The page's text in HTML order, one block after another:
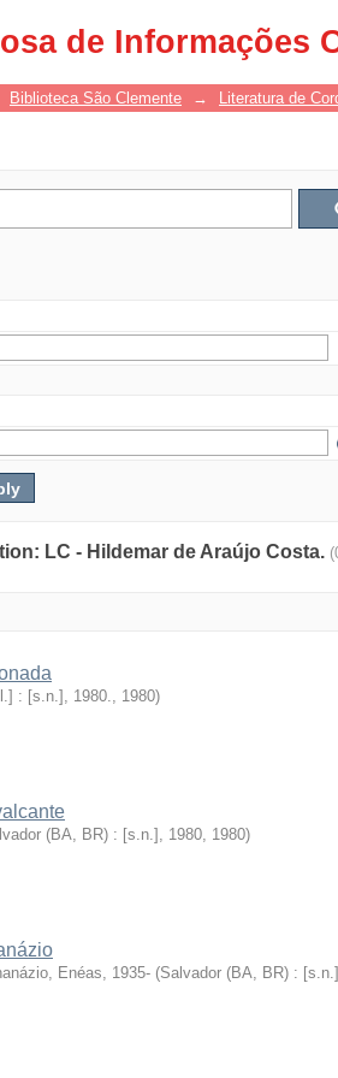
de Informações
Biblioteca São Clemente → Literatura de
LC - Hildemar de Araújo Costa.
: [s.n.], 1980., 1980)
(BA, BR) : [s.n.], 1980, 1980)
Enéas, 1935- (Salvador (BA, BR) :